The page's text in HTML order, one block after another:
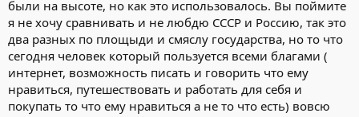
были на высоте, но как это использовалось. Вы поймите
я не хочу сравнивать и не любдю СССР и Россию, так это
два разных по площыди и смяслу государства, но то что
сегодня человек который пользуется всеми благами (
интернет, возможность писать и говорить что ему
нравиться, путешествовать и работать для себя и
покупать то что ему нравиться а не то что есть) вовсю